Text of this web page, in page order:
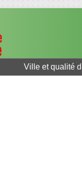
Ville et qualité